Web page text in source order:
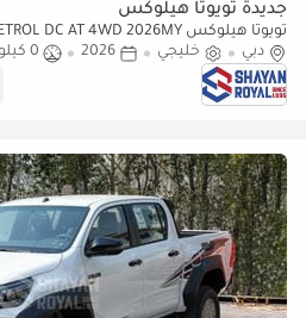
جديدة تويوتا هيلوكس
تويوتا هيلوكس GR-SPORT 4.0L V6 PETROL DC AT 4WD 2026MY
دبي
خليجي 2026
0 كيلومتر